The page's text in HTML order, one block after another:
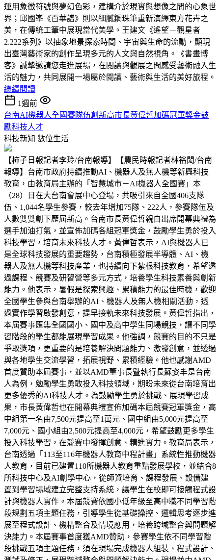
運用象徵符號與夢幻色彩，建構介於現實與想像之間的心象世
界；邱國峯《百華譜》則以細膩鋼珠筆重新演繹東方花卉之
美，在傳統工筆中展現當代美學。王建文《遙望－觀星者
2.222系列》以抽象地景探索時間、宇宙與生命的流動，顯現
出臺灣藝術家的創作呈現多元的人文與自然視角。《書畫博
客》誠摯邀請您走進展場，在閱讀與觀展之間感受藝術融入生
活的魅力，共同展開一場屬於閱讀、藝術與生活的美好旅程。
繼續閱讀
1週前
台南AI機器人全國賽隊伍創新高市長黃偉哲加碼冠軍獎金鼓
勵科技人才
科技新知 數位生活
【柿子日報記者李玲/台南報導】【農民時報記者林裕閎/台南
報導】台南市政府持續推動AI、機器人及無人機等新興科技
教育，由教育局主辦的「智慧城市－AI機器人全國賽」本
（28）日在大台南會展中心登場，共吸引來自全國406支隊
伍、1,044名學生參賽，較去年增加75隊、222人，參賽隊伍及
人數雙雙創下歷屆新高。台南市長黃偉哲親自出席開幕典禮為
選手加油打氣，並宣佈加碼各組冠軍獎金，鼓勵學生勇於投入
科技學習，培育未來科技人才。黃偉哲表示，AI與機器人已
是全球科技發展的重要趨勢，台南積極發展半導體、AI、機
器人及無人機等科技產業，也持續向下紮根科技教育，希望透
過課程、競賽及研習營等多元方式，培養學生科技素養與創新
能力。他表示，暑假是探索興趣、累積能力的最佳時機，歡迎
全國學生參與台南舉辦的AI、機器人及無人機相關活動，透
過實作學習啟發創意，提早接軌未來科技發展。黃偉哲指出，
本屆賽事匯集全國國小、國中及高中學生同場競技，讓不同學
習階段的學生都能展現學習成果。他強調，競賽的目的不只是
爭取獎項，更重要的是培養解決問題能力、激發創意，並透過
與各地學生交流學習，拓展視野、累積經驗。他也感謝AMD
首度贊助本屆賽事，並以AMD董事長暨執行長蘇姿丰是台南
人為例，勉勵學生勇敢投入科技領域，期盼未來從台南培育出
更多優秀的AI科技人才。為鼓勵學生勇於挑戰、展現學習成
果，市長黃偉哲也在開幕典禮宣佈加碼本屆競賽冠軍獎金，高
中組第一名由7,500元提高至1萬元、國中組由5,000元提高至
7,000元、國小組由2,500元提高至4,000元，希望鼓勵更多學生
投入科技學習，在競賽中發揮創意、精進實力。教育局表示，
台南透過「113至116年機器人教育中程計畫」系統性推動機器
人教育，目前已建置110所機器人教育重點發展學校，並結合8
所科技中心及AI創學中心，從師資培育、課程發展、設備建
置到學習場域建立完整支持系統，讓學生在校即可接觸程式設
計與機器人實作。本屆競賽依國小低年級至高中職不同學習階
段規劃五項主題任務，引導學生從基礎操控、邏輯思考逐步進
展至程式設計、機構整合及情境應用，培養跨域整合與問題解
決能力。本屆賽事首度獲AMD贊助，參賽學生依不同學習階
段挑戰五項主題任務，須在現場完成機器人組裝、程式設計、